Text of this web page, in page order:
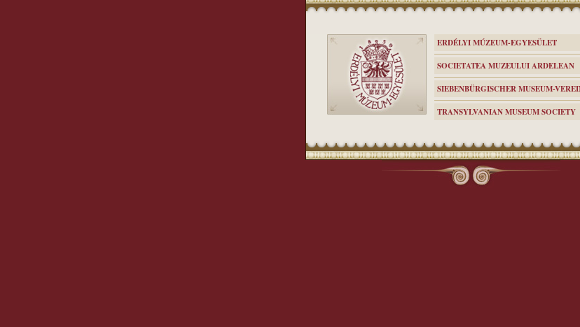
ERDÉLYI MÚZEUM-EGYESÜLET
SOCIETATEA MUZEULUI ARDELEAN
SIEBENBÜRGISCHER MUSEUM-
TRANSYLVANIAN MUSEUM SOCIETY